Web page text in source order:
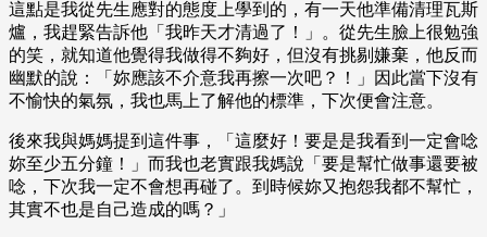
這點是我從先生應對的態度上學到的，有一天他準備清理瓦斯
爐，我趕緊告訴他「我昨天才清過了！」。從先生臉上很勉強
的笑，就知道他覺得我做得不夠好，但沒有挑剔嫌棄，他反而
幽默的說：「妳應該不介意我再擦一次吧？！」因此當下沒有
不愉快的氣氛，我也馬上了解他的標準，下次便會注意。
後來我與媽媽提到這件事，「這麼好！要是是我看到一定會唸
妳至少五分鐘！」而我也老實跟我媽說「要是幫忙做事還要被
唸，下次我一定不會想再碰了。到時候妳又抱怨我都不幫忙，
其實不也是自己造成的嗎？」